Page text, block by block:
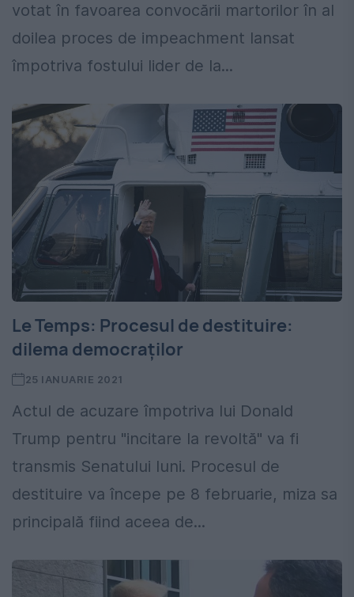
votat în favoarea convocării martorilor în al
doilea proces de impeachment lansat
împotriva fostului lider de la...
Le Temps: Procesul de destituire:
dilema democraţilor
25 IANUARIE 2021
Actul de acuzare împotriva lui Donald
Trump pentru "incitare la revoltă" va fi
transmis Senatului luni. Procesul de
destituire va începe pe 8 februarie, miza sa
principală fiind aceea de...